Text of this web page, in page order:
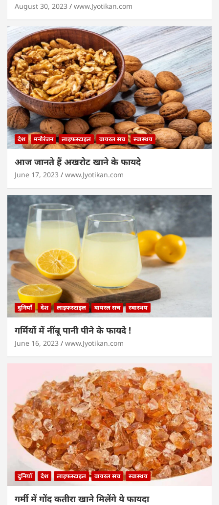
August 30, 2023 www.Jyotikan.com
देश मनोरंजन लाइफस्टाइल वायरल सच स्वास्थय
आज जानते हैं अखरोट खाने के फायदे
June 17, 2023 www.Jyotikan.com
दुनियाँ देश लाइफस्टाइल वायरल सच स्वास्थय
गर्मियों में नींबू पानी पीने के फायदे !
June 16, 2023 www.Jyotikan.com
दुनियाँ देश लाइफस्टाइल वायरल सच स्वास्थय
गर्मी में गोंद कतीरा खाने मिलेंगे ये फायदा